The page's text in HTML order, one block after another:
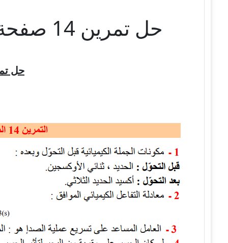
حل تمرين 14 صفحة 35 الفيزياء للسنة الثالثة متوسط – الجيل الثاني
حل